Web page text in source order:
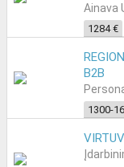
Ainava
1284 €
B2B
1300-